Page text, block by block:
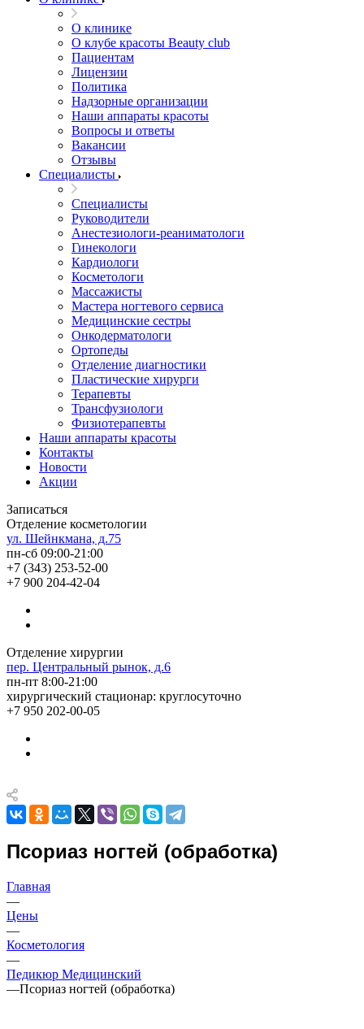
О клинике
О клубе красоты Beauty club
Пациентам
Лицензии
Политика
Надзорные организации
Наши аппараты красоты
Вопросы и ответы
Вакансии
Отзывы
Специалисты
Специалисты
Руководители
Анестезиологи-реаниматологи
Гинекологи
Кардиологи
Косметологи
Массажисты
Мастера ногтевого сервиса
Медицинские сестры
Онкодерматологи
Ортопеды
Отделение диагностики
Пластические хирурги
Терапевты
Трансфузиологи
Физиотерапевты
Наши аппараты красоты
Контакты
Новости
Акции
Записаться
Отделение косметологии
ул. Шейнкмана, д.75
пн-сб 09:00-21:00
+7 (343) 253-52-00
+7 900 204-42-04
Отделение хирургии
пер. Центральный рынок, д.6
пн-пт 8:00-21:00
хирургический стационар: круглосуточно
+7 950 202-00-05
Псориаз ногтей (обработка)
Главная
—
Цены
—
Косметология
—
Педикюр Медицинский
—Псориаз ногтей (обработка)